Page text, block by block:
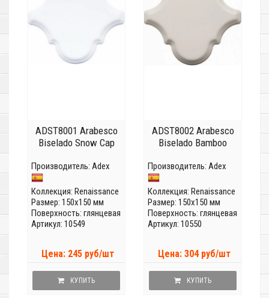
ADST8001 Arabesco
Biselado Snow Cap
Производитель: Adex
Коллекция: Renaissance
Размер: 150x150 мм
Поверхность: глянцевая
Артикул: 10549
Цена: 245 руб/шт
КУПИТЬ
ADST8002 Arabesco
Biselado Bamboo
Производитель: Adex
Коллекция: Renaissance
Размер: 150x150 мм
Поверхность: глянцевая
Артикул: 10550
Цена: 304 руб/шт
КУПИТЬ